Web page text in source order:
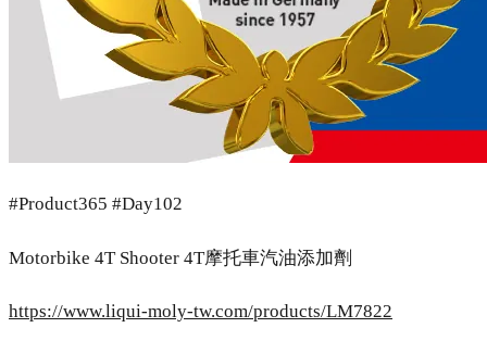
#Product365 #Day102
Motorbike 4T Shooter 4T摩托車汽油添加劑
https://www.liqui-moly-tw.com/products/LM7822